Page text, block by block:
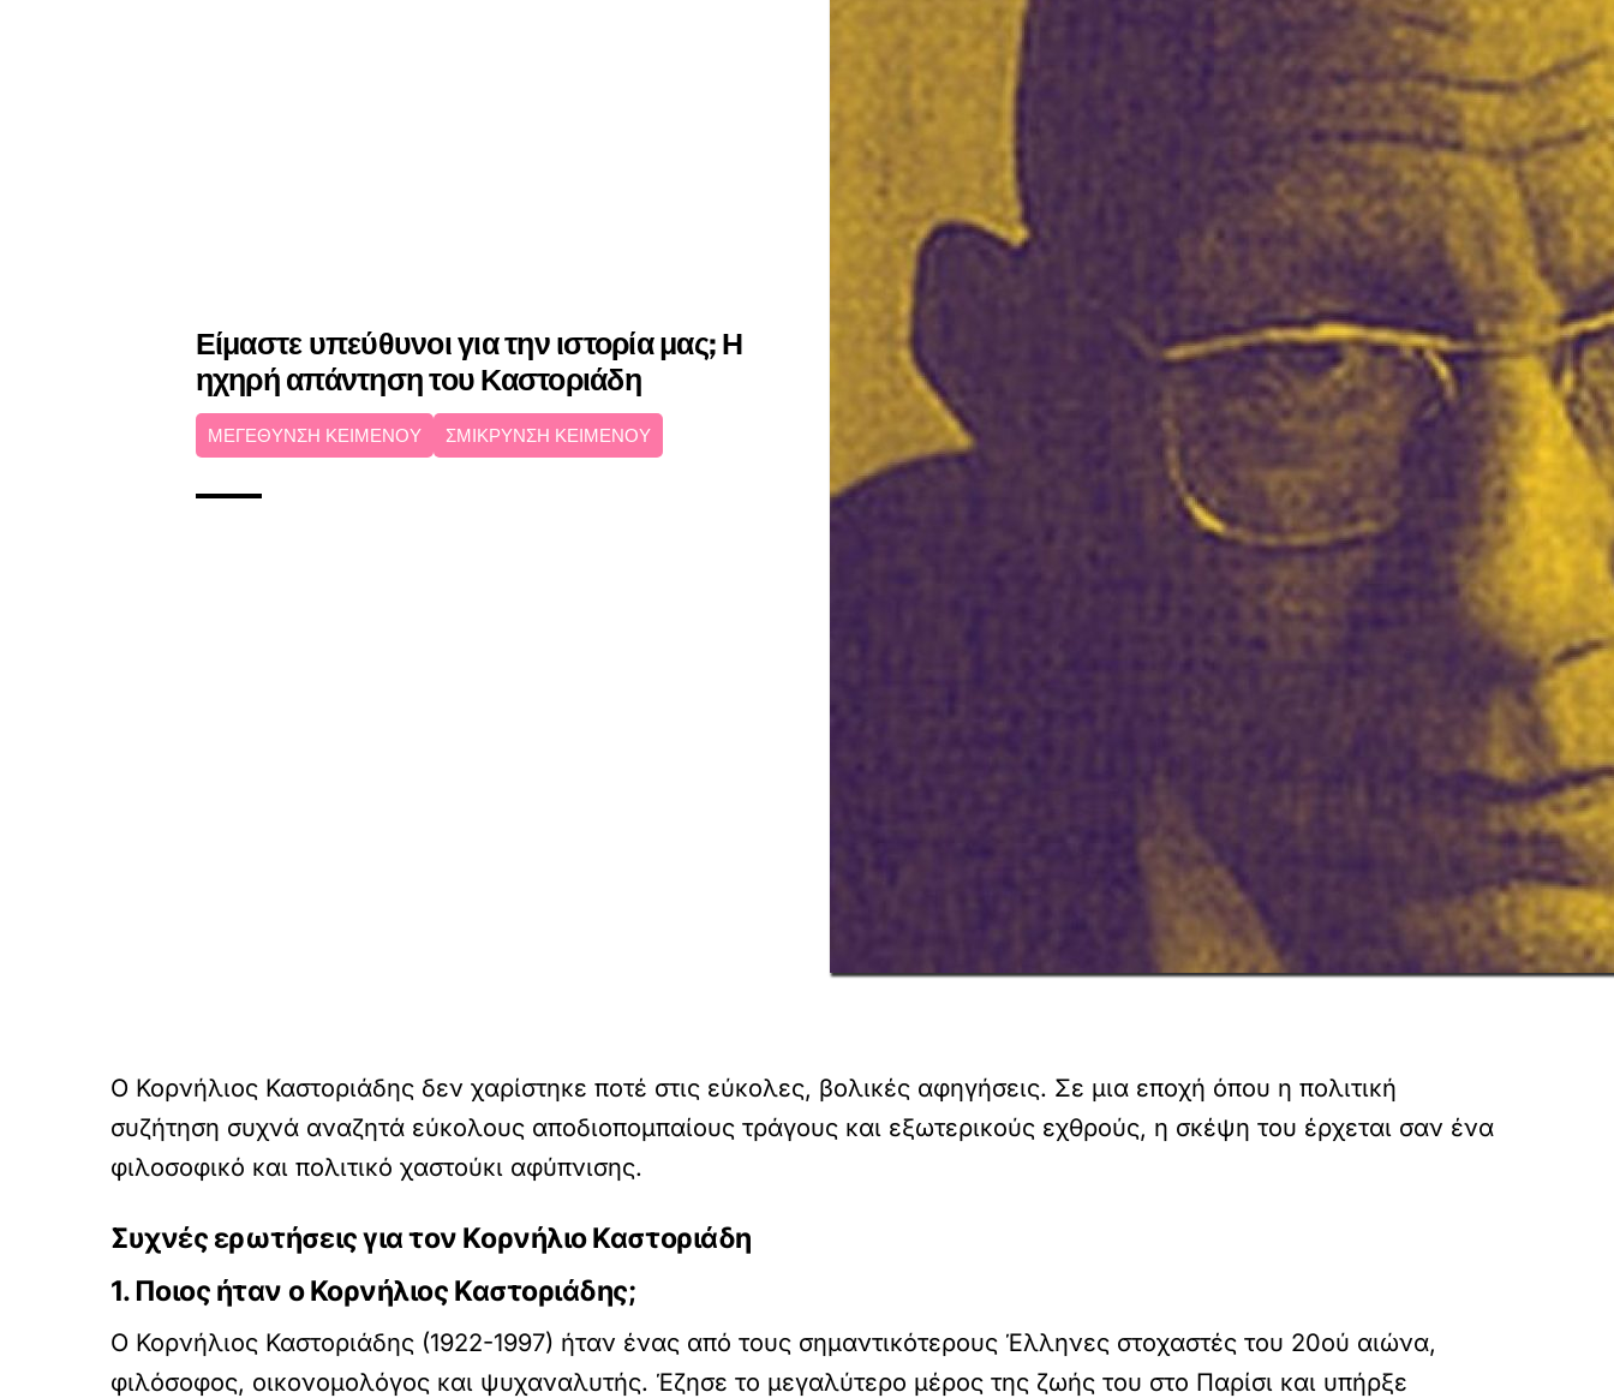
Είμαστε υπεύθυνοι για την ιστορία μας; Η
ηχηρή απάντηση του Καστοριάδη
ΜΕΓΕΘΥΝΣΗ ΚΕΙΜΕΝΟΥ ΣΜΙΚΡΥΝΣΗ ΚΕΙΜΕΝΟΥ
Ο Κορνήλιος Καστοριάδης δεν χαρίστηκε ποτέ στις εύκολες, βολικές αφηγήσεις. Σε μια εποχή όπου η πολιτική
συζήτηση συχνά αναζητά εύκολους αποδιοπομπαίους τράγους και εξωτερικούς εχθρούς, η σκέψη του έρχεται σαν ένα
φιλοσοφικό και πολιτικό χαστούκι αφύπνισης.
Συχνές ερωτήσεις για τον Κορνήλιο Καστοριάδη
1. Ποιος ήταν ο Κορνήλιος Καστοριάδης;
Ο Κορνήλιος Καστοριάδης (1922-1997) ήταν ένας από τους σημαντικότερους Έλληνες στοχαστές του 20ού αιώνα,
φιλόσοφος, οικονομολόγος και ψυχαναλυτής. Έζησε το μεγαλύτερο μέρος της ζωής του στο Παρίσι και υπήρξε